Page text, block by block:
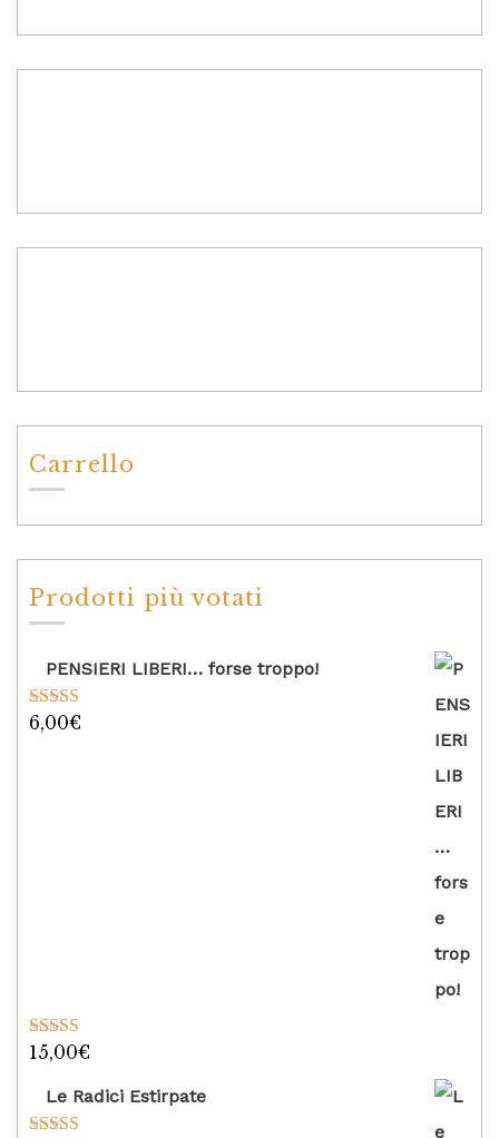
Carrello
Prodotti più votati
PENSIERI LIBERI… forse troppo!
Valutato
6,00€
Valutato
15,00€
Le Radici Estirpate